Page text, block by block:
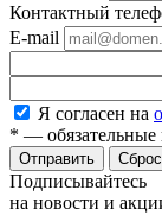
Контактный
E-mail
Я согласен на
* — обязательные
Подписывайтесь
на новости и